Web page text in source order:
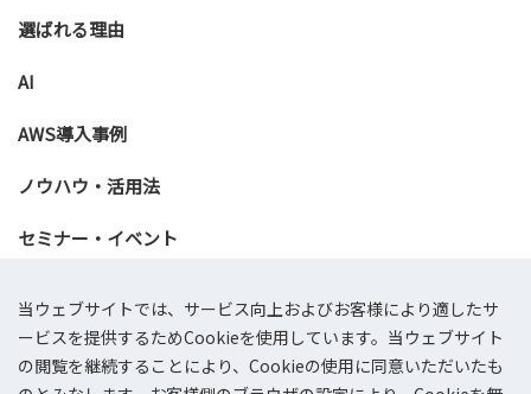
当ウェブサイトでは、サービス向上およびお客様により適したサ
ービスを提供するためCookieを使用しています。当ウェブサイト
の閲覧を継続することにより、Cookieの使用に同意いただいたも
選ばれる理由
AI
AWS導入事例
ノウハウ・活用法
セミナー・イベント
お問い合わせ